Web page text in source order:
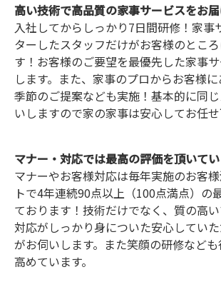
高い技術で高品質の家事サービスをお届
入社してからしっかり7日間研修！家事
ターしたスタッフだけがお客様のとこ
す！お客様のご要望を最優先した家事
します。また、家事のプロからお客様
季節のご提案なども実施！基本的に同
いしますので家の家事は安心してお任せ
マナー・対応では最高の評価を頂いてい
マナーやお客様対応は毎年実施のお客
トで4年連続90点以上（100点満点）の
ております！技術だけでなく、質の高
対応がしっかり身についた安心してい
がお伺いします。また笑顔の研修など
高めています。